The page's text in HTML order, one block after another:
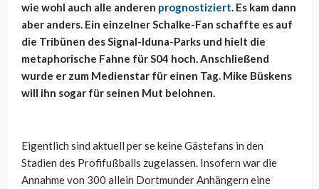
wie wohl auch alle anderen prognostiziert. Es kam dann
aber anders. Ein einzelner Schalke-Fan schaffte es auf
die Tribünen des Signal-Iduna-Parks und hielt die
metaphorische Fahne für S04 hoch. Anschließend
wurde er zum Medienstar für einen Tag. Mike Büskens
will ihn sogar für seinen Mut belohnen.
Eigentlich sind aktuell per se keine Gästefans in den
Stadien des Profifußballs zugelassen. Insofern war die
Annahme von 300 allein Dortmunder Anhängern eine